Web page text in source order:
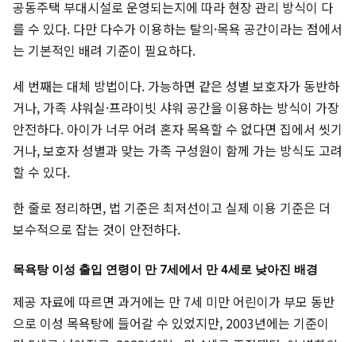
공동주택 부대시설로 운영되는지에 따라 현장 관리 방식이 다
를 수 있다. 다만 다수가 이용하는 탈의·목욕 공간이라는 점에서
는 기본적인 배려 기준이 필요하다.
세 번째는 대체 방법이다. 가능하면 같은 성별 보호자가 동반하
거나, 가족 샤워실·프라이빗 샤워 공간을 이용하는 방식이 가장
안전하다. 아이가 너무 어려 혼자 목욕할 수 없다면 집에서 씻기
거나, 보호자 성별과 맞는 가족 구성원이 함께 가는 방식도 고려
할 수 있다.
한 줄로 정리하면, 법 기준은 최저선이고 실제 이용 기준은 더
보수적으로 잡는 것이 안전하다.
목욕탕 이성 출입 연령이 만 7세에서 만 4세로 낮아진 배경
제공 자료에 따르면 과거에는 만 7세 미만 어린이가 부모 동반
으로 이성 목욕탕에 들어갈 수 있었지만, 2003년에는 기준이